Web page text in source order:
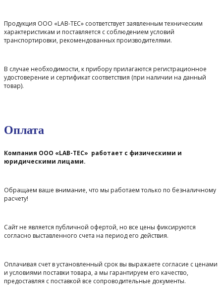
Продукция ООО «LAB-TEC» соответствует заявленным техническим
характеристикам и поставляется с соблюдением условий
транспортировки, рекомендованных производителями.
В случае необходимости, к прибору прилагаются регистрационное
удостоверение и сертификат соответствия (при наличии на данный
товар).
Оплата
Компания ООО «LAB-TEC» работает с физическими и
юридическими лицами.
Обращаем ваше внимание, что мы работаем только по безналичному
расчету!
Сайт не является публичной офертой, но все цены фиксируются
согласно выставленного счета на период его действия.
Оплачивая счет в установленный срок вы выражаете согласие с ценами
и условиями поставки товара, а мы гарантируем его качество,
предоставляя с поставкой все сопроводительные документы.